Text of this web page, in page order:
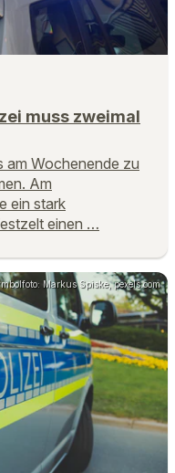
muss zweimal
am Wochenende zu
Am
ein stark
einen …
Markus Spiske, pexels.com